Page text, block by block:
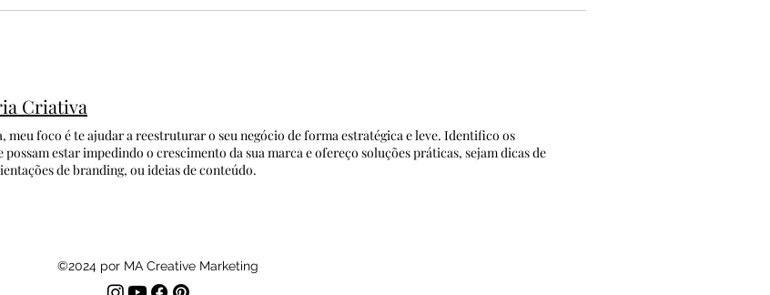
Criativa
meu foco é te ajudar a reestruturar o seu negócio de forma estratégica e leve. Identifico os
possam estar impedindo o crescimento da sua marca e ofereço soluções práticas, sejam dicas de
de branding, ou ideias de conteúdo.
©2024 por MA Creative Marketing